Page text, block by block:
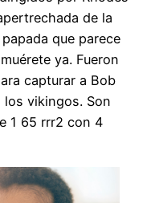
de la
que parece
ya. Fueron
capturar a Bob
los vikingos. Son
1 65 rrr2 con 4